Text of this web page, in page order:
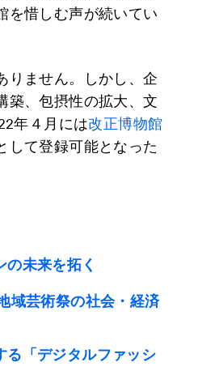
を惜しむ声が続いてい
りません。しかし、企
築、包摂性の拡大、文
年４月には改正博物館
して登録可能となった
未来を拓く
域芸術祭の社会・経済
る「デジタルファッシ